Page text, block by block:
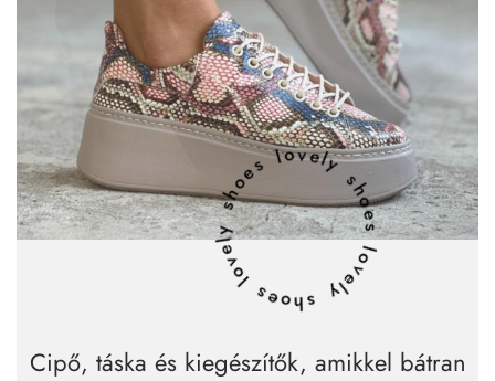
lovely shoes lovely shoes lovely shoes
Cipő, táska és kiegészítők, amikkel bátran